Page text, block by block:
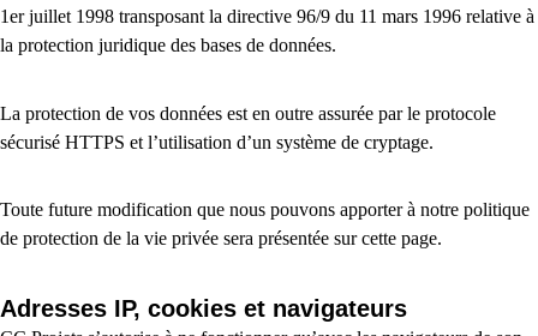
1er juillet 1998 transposant la directive 96/9 du 11 mars 1996 relative à
la protection juridique des bases de données.
La protection de vos données est en outre assurée par le protocole
sécurisé HTTPS et l’utilisation d’un système de cryptage.
Toute future modification que nous pouvons apporter à notre politique
de protection de la vie privée sera présentée sur cette page.
Adresses IP, cookies et navigateurs